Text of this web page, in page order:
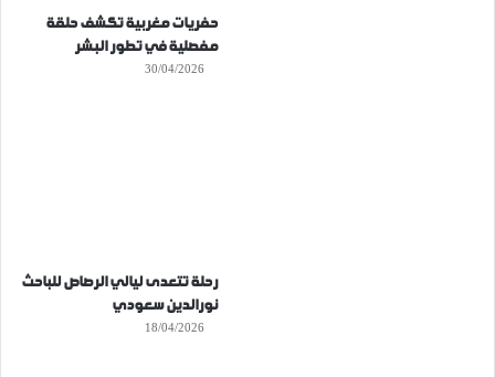
حفريات مغربية تكشف حلقة
مفصلية في تطور البشر
30/04/2026
رحلة تتعدى ليالي الرصاص للباحث
نورالدين سعودي
18/04/2026